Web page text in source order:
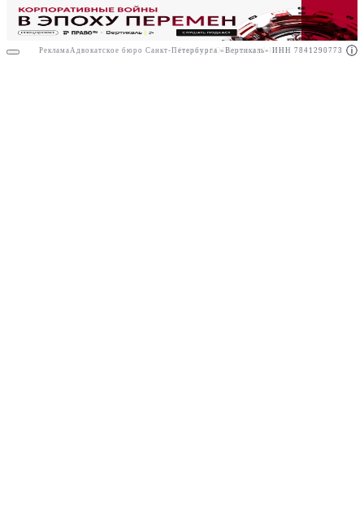
Реклама АО"Право.ру" ИНН: 7708095468
Реклама Адвокатское бюро Санкт-Петербурга «Вертикаль» ИНН 7841290773